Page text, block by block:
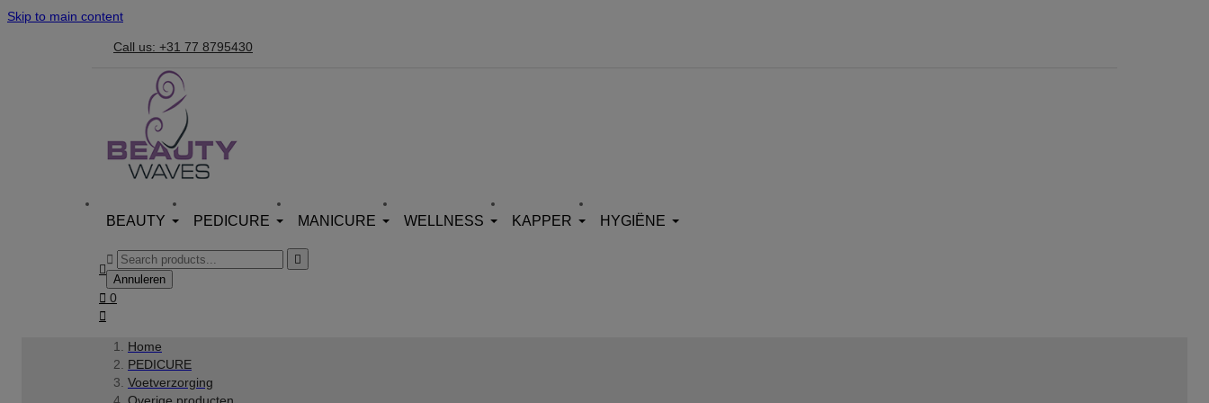
Skip to main content
Call us: +31 77 8795430
BEAUTY PEDICURE MANICURE WELLNESS KAPPER HYGIËNE



Annuleren
 0

Home
PEDICURE
Voetverzorging